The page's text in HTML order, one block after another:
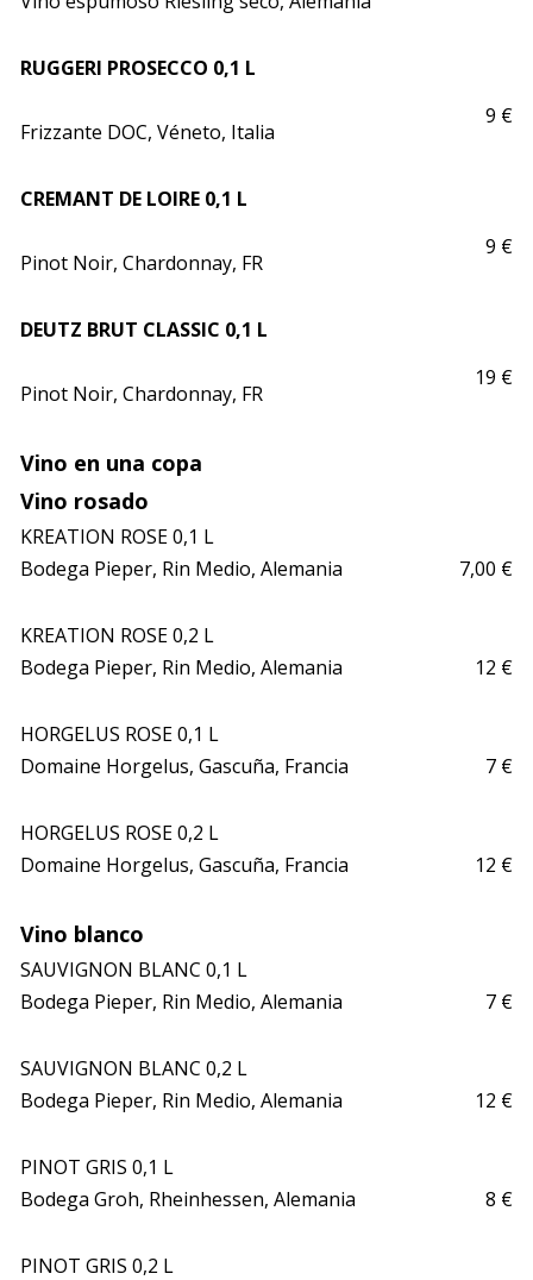
RUGGERI PROSECCO 0,1 L
Frizzante DOC, Véneto, Italia
9 €
CREMANT DE LOIRE 0,1 L
Pinot Noir, Chardonnay, FR
9 €
DEUTZ BRUT CLASSIC 0,1 L
Pinot Noir, Chardonnay, FR
19 €
Vino en una copa
Vino rosado
KREATION ROSE 0,1 L
Bodega Pieper, Rin Medio, Alemania
7,00 €
KREATION ROSE 0,2 L
Bodega Pieper, Rin Medio, Alemania
12 €
HORGELUS ROSE 0,1 L
Domaine Horgelus, Gascuña, Francia
7 €
HORGELUS ROSE 0,2 L
Domaine Horgelus, Gascuña, Francia
12 €
Vino blanco
SAUVIGNON BLANC 0,1 L
Bodega Pieper, Rin Medio, Alemania
7 €
SAUVIGNON BLANC 0,2 L
Bodega Pieper, Rin Medio, Alemania
12 €
PINOT GRIS 0,1 L
Bodega Groh, Rheinhessen, Alemania
8 €
PINOT GRIS 0,2 L